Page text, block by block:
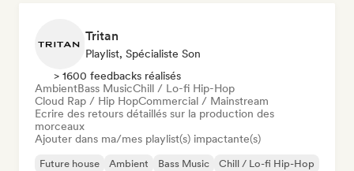
Tritan
Playlist, Spécialiste Son
> 1600 feedbacks réalisés
AmbientBass MusicChill / Lo-fi Hip-Hop
Cloud Rap / Hip HopCommercial / Mainstream
Ecrire des retours détaillés sur la production des
morceaux
Ajouter dans ma/mes playlist(s) impactante(s)
Future house Ambient Bass Music
Chill / Lo-fi Hip-Hop